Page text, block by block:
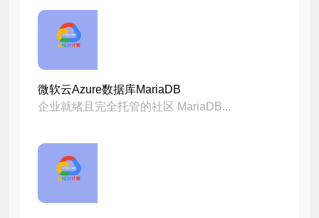
微软云Azure数据库MariaDB
企业就绪且完全托管的社区 MariaDB...